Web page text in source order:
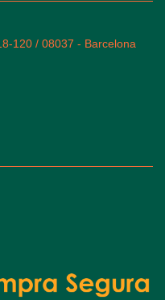
120 / 08037 - Barcelona